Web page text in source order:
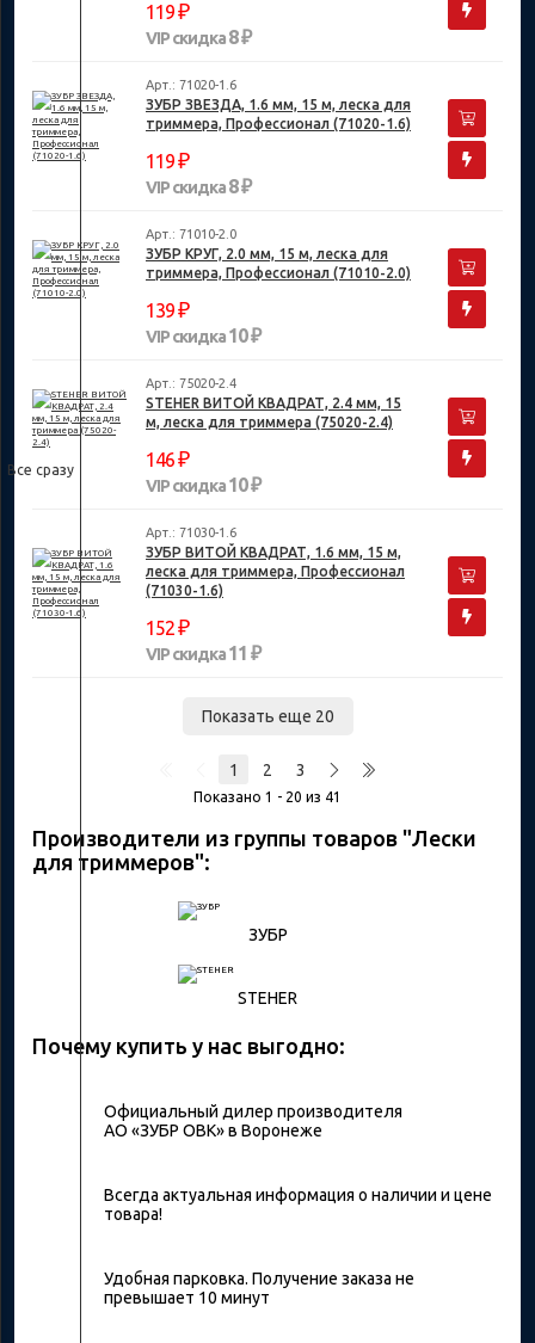
119₽
VIP скидка8 ₽
Арт.: 71020-1.6
ЗУБР ЗВЕЗДА, 1.6 мм, 15 м, леска для
триммера, Профессионал (71020-1.6)
119₽
VIP скидка8 ₽
Арт.: 71010-2.0
ЗУБР КРУГ, 2.0 мм, 15 м, леска для
триммера, Профессионал (71010-2.0)
139₽
VIP скидка10 ₽
Арт.: 75020-2.4
STEHER ВИТОЙ КВАДРАТ, 2.4 мм, 15
м, леска для триммера (75020-2.4)
146₽
VIP скидка10 ₽
Арт.: 71030-1.6
ЗУБР ВИТОЙ КВАДРАТ, 1.6 мм, 15 м,
леска для триммера, Профессионал
(71030-1.6)
152₽
VIP скидка11 ₽
Показать еще 20
1 2 3
Показано 1 - 20 из 41
Все сразу
Производители из группы товаров "Лески
для триммеров":
ЗУБР
STEHER
Почему купить у нас выгодно:
Официальный дилер производителя
АО «ЗУБР ОВК» в Воронеже
Всегда актуальная информация о наличии и цене
товара!
Удобная парковка. Получение заказа не
превышает 10 минут